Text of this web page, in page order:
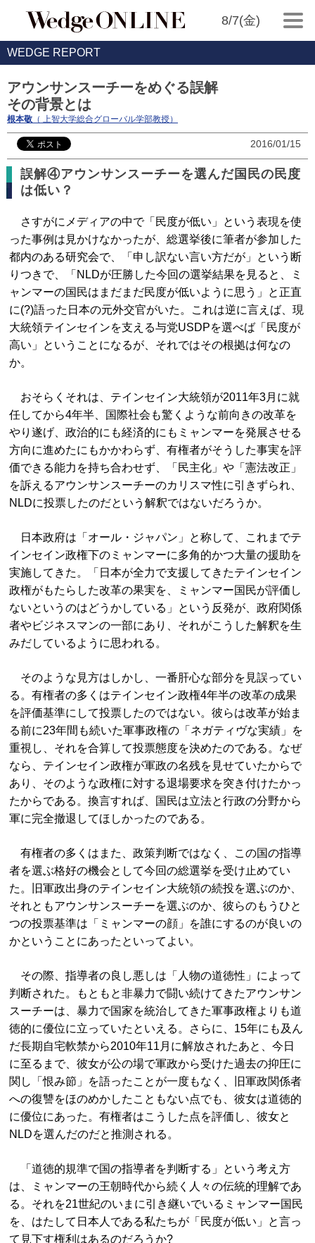
8/7(金)
WEDGE REPORT
アウンサンスーチーをめぐる誤解
その背景とは
根本敬 （ 上智大学総合グローバル学部教授）
2016/01/15
誤解④アウンサンスーチーを選んだ国民の民度
は低い？
さすがにメディアの中で「民度が低い」という表現を使
った事例は見かけなかったが、総選挙後に筆者が参加した
都内のある研究会で、「申し訳ない言い方だが」という断
りつきで、「NLDが圧勝した今回の選挙結果を見ると、ミ
ャンマーの国民はまだまだ民度が低いように思う」と正直
に(?)語った日本の元外交官がいた。これは逆に言えば、現
大統領テインセインを支える与党USDPを選べば「民度が
高い」ということになるが、それではその根拠は何なの
か。
おそらくそれは、テインセイン大統領が2011年3月に就
任してから4年半、国際社会も驚くような前向きの改革を
やり遂げ、政治的にも経済的にもミャンマーを発展させる
方向に進めたにもかかわらず、有権者がそうした事実を評
価できる能力を持ち合わせず、「民主化」や「憲法改正」
を訴えるアウンサンスーチーのカリスマ性に引きずられ、
NLDに投票したのだという解釈ではないだろうか。
日本政府は「オール・ジャパン」と称して、これまでテ
インセイン政権下のミャンマーに多角的かつ大量の援助を
実施してきた。「日本が全力で支援してきたテインセイン
政権がもたらした改革の果実を、ミャンマー国民が評価し
ないというのはどうかしている」という反発が、政府関係
者やビジネスマンの一部にあり、それがこうした解釈を生
みだしているように思われる。
そのような見方はしかし、一番肝心な部分を見誤ってい
る。有権者の多くはテインセイン政権4年半の改革の成果
を評価基準にして投票したのではない。彼らは改革が始ま
る前に23年間も続いた軍事政権の「ネガティヴな実績」を
重視し、それを合算して投票態度を決めたのである。なぜ
なら、テインセイン政権が軍政の名残を見せていたからで
あり、そのような政権に対する退場要求を突き付けたかっ
たからである。換言すれば、国民は立法と行政の分野から
軍に完全撤退してほしかったのである。
有権者の多くはまた、政策判断ではなく、この国の指導
者を選ぶ格好の機会として今回の総選挙を受け止めてい
た。旧軍政出身のテインセイン大統領の続投を選ぶのか、
それともアウンサンスーチーを選ぶのか、彼らのもうひと
つの投票基準は「ミャンマーの顔」を誰にするのが良いの
かということにあったといってよい。
その際、指導者の良し悪しは「人物の道徳性」によって
判断された。もともと非暴力で闘い続けてきたアウンサン
スーチーは、暴力で国家を統治してきた軍事政権よりも道
徳的に優位に立っていたといえる。さらに、15年にも及ん
だ長期自宅軟禁から2010年11月に解放されたあと、今日
に至るまで、彼女が公の場で軍政から受けた過去の抑圧に
関し「恨み節」を語ったことが一度もなく、旧軍政関係者
への復讐をほのめかしたこともない点でも、彼女は道徳的
に優位にあった。有権者はこうした点を評価し、彼女と
NLDを選んだのだと推測される。
「道徳的規準で国の指導者を判断する」という考え方
は、ミャンマーの王朝時代から続く人々の伝統的理解であ
る。それを21世紀のいまに引き継いでいるミャンマー国民
を、はたして日本人である私たちが「民度が低い」と言っ
て見下す権利はあるのだろうか?